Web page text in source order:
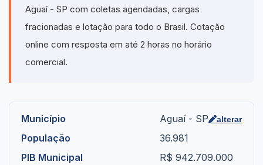
Aguaí - SP com coletas agendadas, cargas
fracionadas e lotação para todo o Brasil. Cotação
online com resposta em até 2 horas no horário
comercial.
Município Aguaí - SP alterar
População
36.981
PIB Municipal
R$ 942.709.000